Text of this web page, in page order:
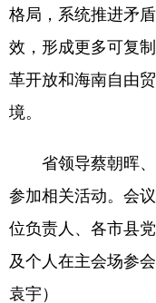
格局，系统推进矛
效，形成更多可复
革开放和海南自由
境。
省领导蔡朝晖、
参加相关活动。会
位负责人、各市县
及个人在主会场参
袁宇）